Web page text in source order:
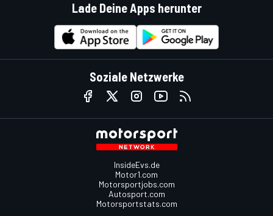
Lade Deine Apps herunter
Soziale Netzwerke
InsideEvs.de
Motor1.com
Motorsportjobs.com
Autosport.com
Motorsportstats.com